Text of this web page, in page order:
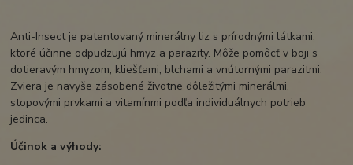
Anti-Insect je patentovaný minerálny liz s prírodnými látkami,
ktoré účinne odpudzujú hmyz a parazity. Môže pomôcť v boji s
dotieravým hmyzom, kliešťami, blchami a vnútornými parazitmi.
Zviera je navyše zásobené životne dôležitými minerálmi,
stopovými prvkami a vitamínmi podľa individuálnych potrieb
jedinca.
Účinok a výhody: